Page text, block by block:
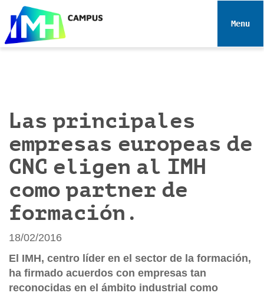
e
Toggle
Las principales
empresas europeas de
CNC eligen al IMH
como partner de
formación.
18/02/2016
El IMH, centro líder en el sector de la formación,
ha firmado acuerdos con empresas tan
reconocidas en el ámbito industrial como